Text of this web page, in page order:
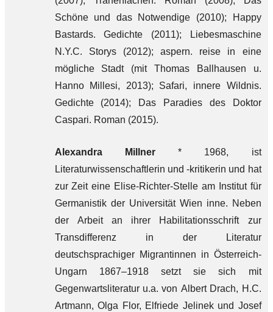
Schöne und das Notwendige (2010); Happy
Bastards. Gedichte (2011); Liebesmaschine
N.Y.C. Storys (2012); aspern. reise in eine
mögliche Stadt (mit Thomas Ballhausen u.
Hanno Millesi, 2013); Safari, innere Wildnis.
Gedichte (2014); Das Paradies des Doktor
Caspari. Roman (2015).
Alexandra Millner* 1968, ist
Literaturwissenschaftlerin und -kritikerin und hat
zur Zeit eine Elise-Richter-Stelle am Institut für
Germanistik der Universität Wien inne. Neben
der Arbeit an ihrer Habilitationsschrift zur
Transdifferenz in der Literatur
deutschsprachiger Migrantinnen in Österreich-
Ungarn 1867–1918 setzt sie sich mit
Gegenwartsliteratur u.a. von Albert Drach, H.C.
Artmann, Olga Flor, Elfriede Jelinek und Josef